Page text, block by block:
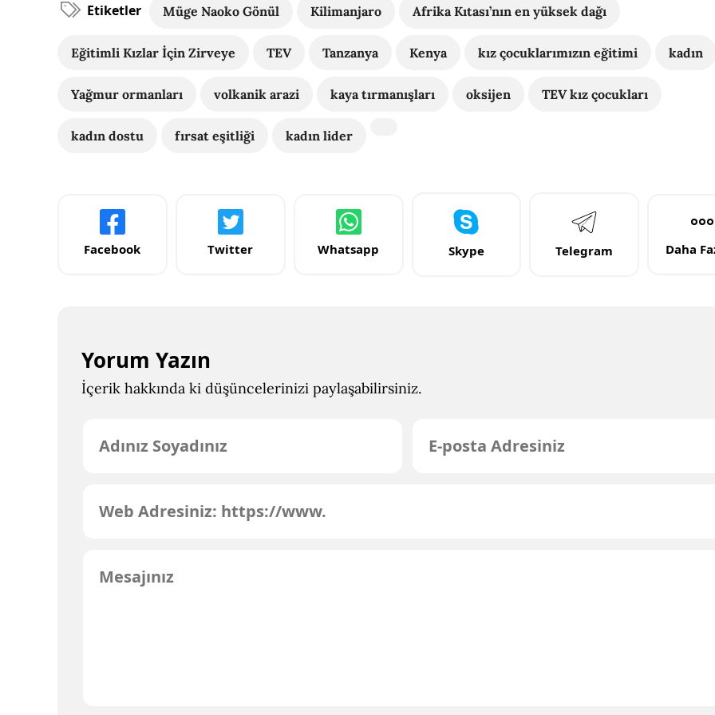
Etiketler Müge Naoko Gönül Kilimanjaro Afrika Kıtası’nın en yüksek dağı
Eğitimli Kızlar İçin Zirveye TEV Tanzanya Kenya kız çocuklarımızın eğitimi kadın
Yağmur ormanları volkanik arazi kaya tırmanışları oksijen TEV kız çocukları
kadın dostu fırsat eşitliği kadın lider
Facebook Twitter Whatsapp Skype Telegram Daha
Yorum Yazın
İçerik hakkında ki düşüncelerinizi paylaşabilirsiniz.